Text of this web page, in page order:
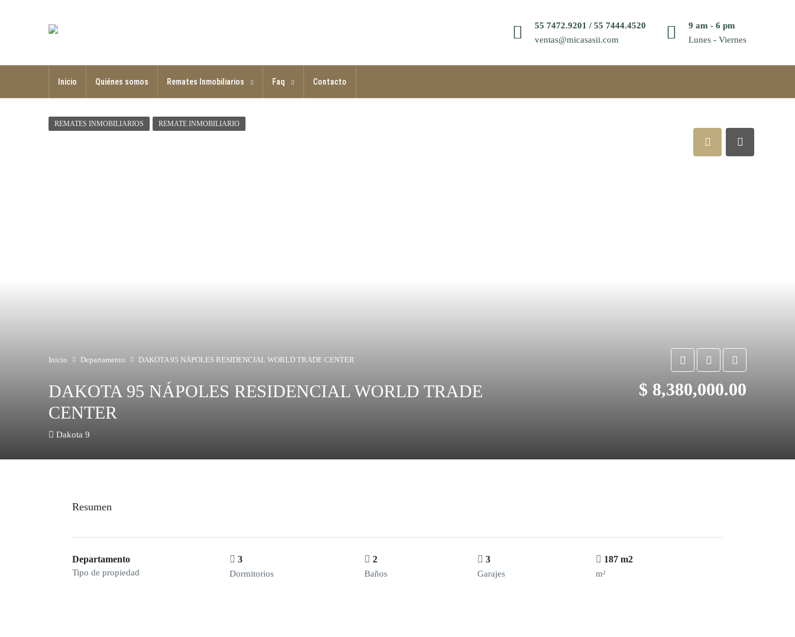
55 7472.9201 / 55 7444.4520
ventas@micasasii.com
9 am - 6 pm
Lunes - Viernes
Inicio Quiénes somos Remates Inmobiliarios Faq Contacto
REMATES INMOBILIARIOS REMATE INMOBILIARIO
Inicio Departamento DAKOTA 95 NÁPOLES RESIDENCIAL WORLD TRADE CENTER
DAKOTA 95 NÁPOLES RESIDENCIAL WORLD TRADE
CENTER
$ 8,380,000.00
Dakota 9
Resumen
Departamento
Tipo de propiedad
3
Dormitorios
2
Baños
3
Garajes
187 m2
m²